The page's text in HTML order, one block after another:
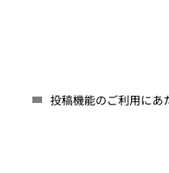
投稿機能のご利用にあ